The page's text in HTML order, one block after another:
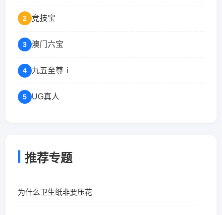
2 竞技宝
3 澳门六宝
4 九五至尊ⅰ
5 UG真人
推荐专题
为什么卫生纸非要压花